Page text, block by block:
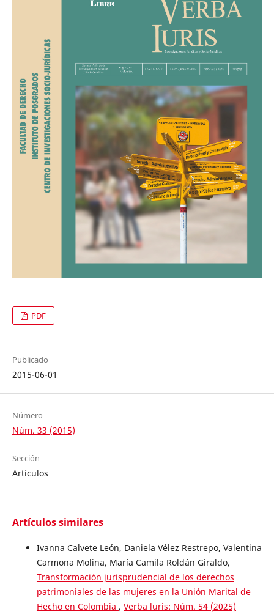
PDF
Publicado
2015-06-01
Número
Núm. 33 (2015)
Sección
Artículos
Artículos similares
Ivanna Calvete León, Daniela Vélez Restrepo, Valentina
Carmona Molina, María Camila Roldán Giraldo,
Transformación jurisprudencial de los derechos
patrimoniales de las mujeres en la Unión Marital de
Hecho en Colombia , Verba luris: Núm. 54 (2025)